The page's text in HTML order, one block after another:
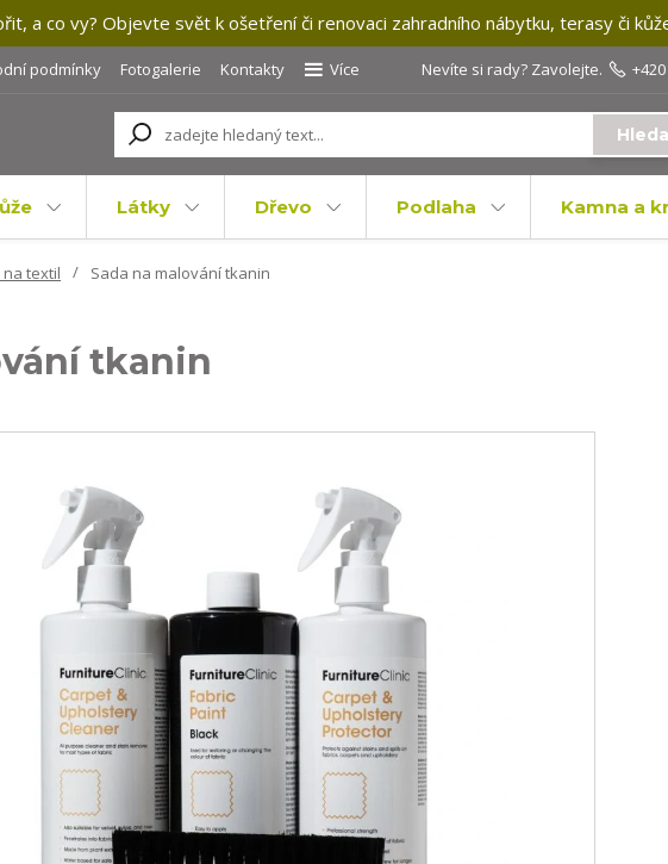
a co vy? Objevte svět k ošetření či renovaci zahradního nábytku, terasy či
podmínky Fotogalerie Kontakty Více Nevíte si rady? Zavolejte.
Látky Dřevo Podlaha Kamna a
textil Sada na malování tkanin
tkanin